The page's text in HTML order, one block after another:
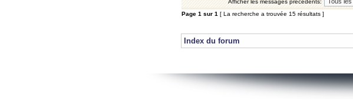
Afficher les messages précédents:
Page 1 sur 1 [ La recherche a trouvée 15 résultats ]
Index du forum